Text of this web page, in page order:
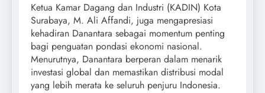
Ketua Kamar Dagang dan Industri (KADIN) Kota
Surabaya, M. Ali Affandi, juga mengapresiasi
kehadiran Danantara sebagai momentum penting
bagi penguatan pondasi ekonomi nasional.
Menurutnya, Danantara berperan dalam menarik
investasi global dan memastikan distribusi modal
yang lebih merata ke seluruh penjuru Indonesia.